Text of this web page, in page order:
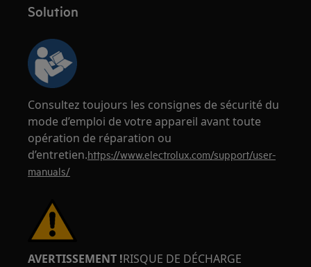
Solution
Consultez toujours les consignes de sécurité du
mode d’emploi de votre appareil avant toute
opération de réparation ou
d’entretien.https://www.electrolux.com/support/user-
manuals/
AVERTISSEMENT !RISQUE DE DÉCHARGE